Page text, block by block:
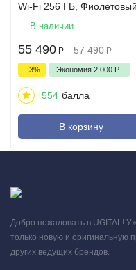
Wi-Fi 256 ГБ, Фиолетовый
В наличии
55 490 Р 57 490 Р
- 3% Экономия 2 000 Р
554 балла
В корзину
Добро пожаловать в UGITAL!
только новую и оригинальную
других ведущих брендов.